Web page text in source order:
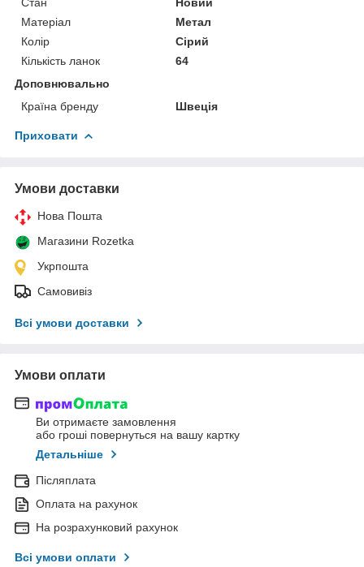
Матеріал
Метал
Колір
Сірий
Кількість ланок
64
Доповнювально
Країна бренду
Швеція
Приховати
Умови доставки
Нова Пошта
Магазини Rozetka
Укрпошта
Самовивіз
Всі умови доставки
Умови оплати
Ви отримаєте замовлення
або гроші повернуться на вашу картку
Детальніше
Післяплата
Оплата на рахунок
На розрахунковий рахунок
Всі умови оплати